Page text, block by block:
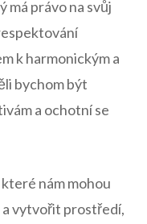
má právo na svůj
k harmonickým a‌
bychom být
⁢a ochotní se
⁤nám⁤ mohou
a vytvořit ⁢prostředí,